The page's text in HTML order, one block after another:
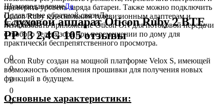
проверять уровень заряда батареи. Также можно подключить
Oticon Ruby к нескольким телевизионным адаптерам и
использовать приложение Oticon ON для потоковой передачи
с любого телевизора при перемещении по дому для
практически беспрепятственного просмотра.
Oticon Ruby создан на мощной платформе Velox S, имеющей
возможность обновления прошивки для получения новых
функций в будущем.
Основные характеристики:
ШумоподавлениеДа
Подавление обратной связиДа
IECPR48
Слуховой аппарат Oticon Ruby 2 BTE
PP 13 2,4G 105 отзывы
0
0
0
0
0